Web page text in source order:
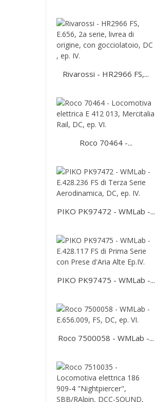
Rivarossi - HR2966 FS,...
Roco 70464 -...
PIKO PK97472 - WMLab -...
PIKO PK97475 - WMLab -...
Roco 7500058 - WMLab -...